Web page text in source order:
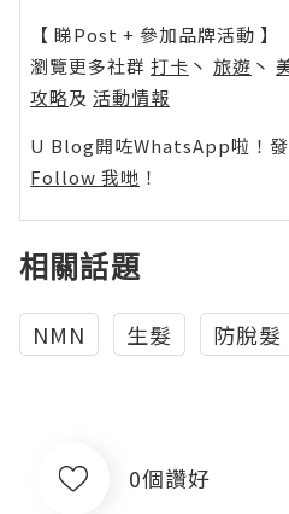
【 睇Post + 參加品牌活動 】
瀏覽更多社群 打卡 丶 旅遊 丶
攻略及 活動情報
U Blog開咗WhatsApp啦！發
Follow 我哋 ！
相關話題
NMN 生髮 防脫髮
0個讚好